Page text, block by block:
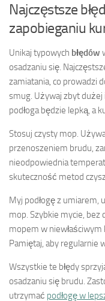
Najczęstsze
zapobieganiu
Unikaj typowych błędów
osadzaniu się.
zamiatania, co prowadzi
smug. Używaj zbyt
podłoga będzie lepką, a
Stosuj czysty mop.
przenoszeniem brudu,
nieodpowiednia
skuteczność metod
Myj podłogę z umiarem,
mop. Szybkie mycie, bez
mopem w niewłaściwym
Pamiętaj, aby regularnie
Wszystkie te błędy
osadzaniu się brudu.
utrzymać podłogę w